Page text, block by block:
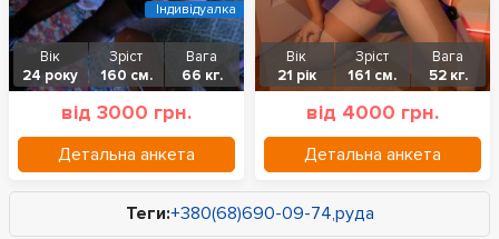
Вік
24 року
Зріст
160 см.
Вага
66 кг.
від 3000 грн.
Детальна анкета
Індивідуалка
Вік
21 рік
Зріст
161 см.
Вага
52 кг.
від 4000 грн.
Детальна анкета
Теги:+380(68)690-09-74,руда